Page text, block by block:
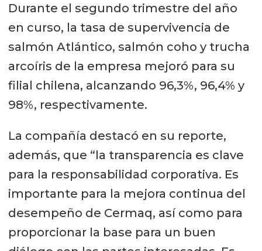
Durante el segundo trimestre del año
en curso, la tasa de supervivencia de
salmón Atlántico, salmón coho y trucha
arcoíris de la empresa mejoró para su
filial chilena, alcanzando 96,3%, 96,4% y
98%, respectivamente.
La compañía destacó en su reporte,
además, que “la transparencia es clave
para la responsabilidad corporativa. Es
importante para la mejora continua del
desempeño de Cermaq, así como para
proporcionar la base para un buen